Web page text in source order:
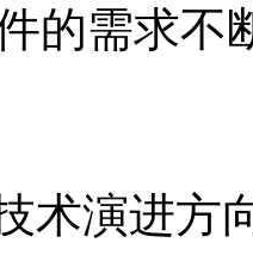
的需求不
术演进方